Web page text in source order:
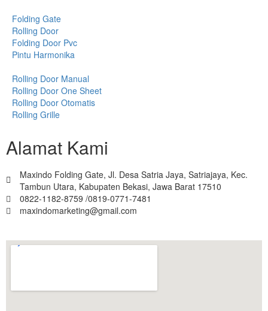
Folding Gate
Rolling Door
Folding Door Pvc
Pintu Harmonika
Rolling Door Manual
Rolling Door One Sheet
Rolling Door Otomatis
Rolling Grille
Alamat Kami
Maxindo Folding Gate, Jl. Desa Satria Jaya, Satriajaya, Kec.
Tambun Utara, Kabupaten Bekasi, Jawa Barat 17510
0822-1182-8759 /0819-0771-7481
maxindomarketing@gmail.com